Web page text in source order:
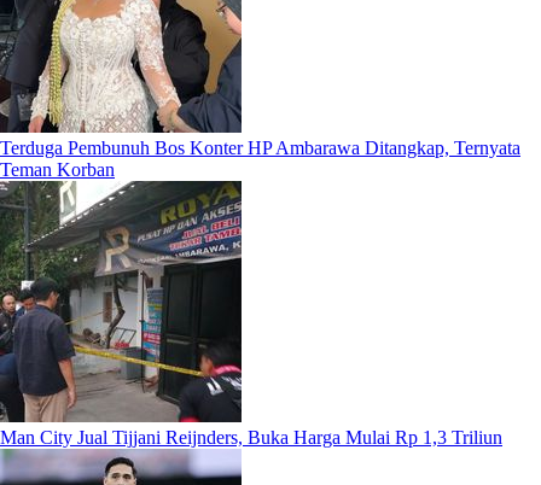
Terduga Pembunuh Bos Konter HP Ambarawa Ditangkap, Ternyata
Teman Korban
Man City Jual Tijjani Reijnders, Buka Harga Mulai Rp 1,3 Triliun